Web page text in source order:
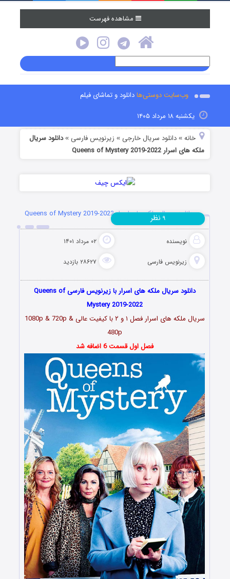
مشاهده فهرست
وب‌سایت دوستی‌هادانلود و تماشای فیلم
یکشنبه ۱۸ مرداد ۱۴۰۵
خانه »دانلود سریال خارجی » زیرنویس فارسی »دانلود سریال
ملکه های اسرار Queens of Mystery 2019-2022
دانلود سریال ملکه های اسرار Queens of Mystery 2019-2022
نویسنده ۰۲ مرداد ۱۴۰۱
زیرنویس فارسی ۲۸۶۲۷ بازدید
۹ نظر
دانلود سریال ملکه های اسرار با زیرنویس فارسی Queens of
Mystery 2019-2022
سریال ملکه های اسرار فصل ۱ و ۲
با کیفیت عالی 1080p & 720p &
480p
فصل اول قسمت 6 اضافه شد